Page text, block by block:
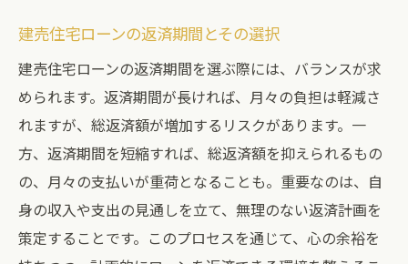
建売住宅ローンの返済期間とその選択
建売住宅ローンの返済期間を選ぶ際には、バランスが求
められます。返済期間が長ければ、月々の負担は軽減さ
れますが、総返済額が増加するリスクがあります。一
方、返済期間を短縮すれば、総返済額を抑えられるもの
の、月々の支払いが重荷となることも。重要なのは、自
身の収入や支出の見通しを立て、無理のない返済計画を
策定することです。このプロセスを通じて、心の余裕を